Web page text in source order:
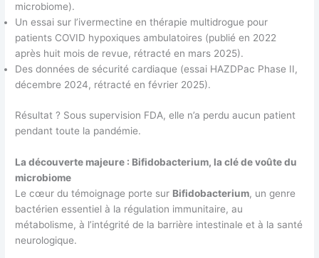
microbiome).
Un essai sur l’ivermectine en thérapie multidrogue pour
patients COVID hypoxiques ambulatoires (publié en 2022
après huit mois de revue, rétracté en mars 2025).
Des données de sécurité cardiaque (essai HAZDPac Phase II,
décembre 2024, rétracté en février 2025).
Résultat ? Sous supervision FDA, elle n’a perdu aucun patient
pendant toute la pandémie.
La découverte majeure : Bifidobacterium, la clé de voûte du
microbiome
Le cœur du témoignage porte sur Bifidobacterium, un genre
bactérien essentiel à la régulation immunitaire, au
métabolisme, à l’intégrité de la barrière intestinale et à la santé
neurologique.